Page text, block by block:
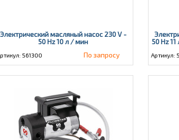
Электрический масляный насос 230 V -
50 Hz 10 л / мин
561300 По запросу
50 Hz
Артикул: